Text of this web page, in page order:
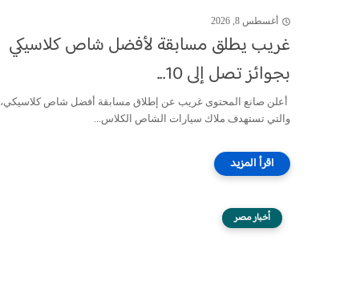
أغسطس 8, 2026
غريب يطلق مسابقة لأفضل شاص كلاسيكي
بجوائز تصل إلى 10...
أعلن صانع المحتوى غريب عن إطلاق مسابقة أفضل شاص كلاسيكي،
والتي تستهدف ملاك سيارات الشاص الكلاس...
أخبار مصر